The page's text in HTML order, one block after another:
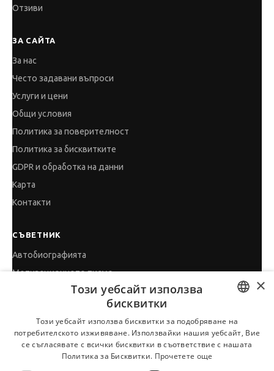
Отзиви
ЗА САЙТА
За нас
Често задавани въпроси
Услуги и цени
Общи условия
Политика за поверителност
Политика за бисквитките
GDPR и обработка на данни
Карта
Контакти
СЪВЕТНИК
Автобиографията
Мотивационното писмо
Интервю за работа
Когато получим оферта
Препоръки
Vihra AI
За новодошли
BULGARIAN
ENGLISH
×
Този уебсайт използва
бисквитки
Този уебсайт използва бисквитки за подобряване на
потребителското изживяване. Използвайки нашия уебсайт, Вие
се съгласявате с всички бисквитки в съответствие с нашата
Политика за Бисквитки. Прочетете още